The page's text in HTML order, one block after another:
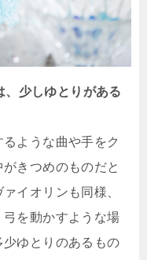
少しゆとりがある
ような曲や手をク
きつめのものだと
イオリンも同様、
を動かすような場
ゆとりのあるもの